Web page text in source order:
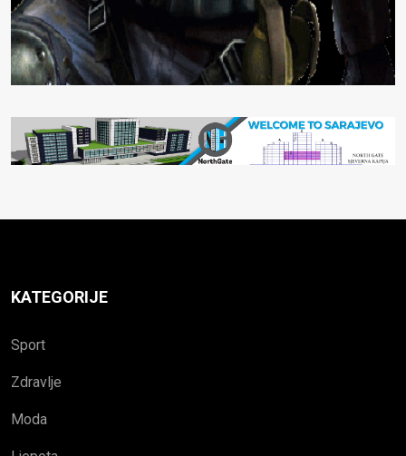
KATEGORIJE
Sport
Zdravlje
Moda